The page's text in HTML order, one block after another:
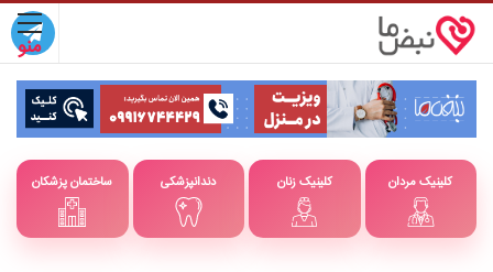
ساختمان پزشکان دندانپزشکی کلینیک زنان کلینیک مردان